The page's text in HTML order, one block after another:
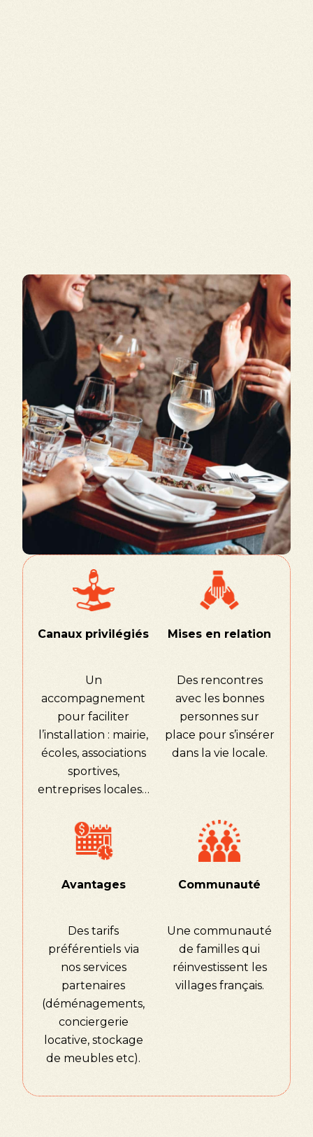
Un
accompagnement
humain à
l'installation et à
l'intégration
KOSaccompagne l’installation et
l’intégration des familles, pour les aider à
trouver rapidement leur repères et à
s'ancrer localement.
Canaux privilégiés
Un
accompagnement
pour faciliter
l’installation : mairie,
écoles, associations
sportives,
entreprises locales…
Mises en relation
Des rencontres
avec les bonnes
personnes sur
place pour s’insérer
dans la vie locale.
Avantages
Des tarifs
préférentiels via
nos services
partenaires
(déménagements,
conciergerie
locative, stockage
de meubles etc).
Communauté
Une communauté
de familles qui
réinvestissent les
villages français.